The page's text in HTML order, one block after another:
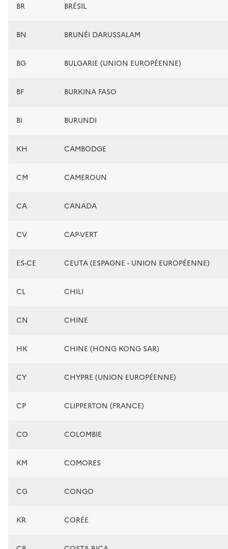
BR BRÉSIL
BN BRUNÉI DARUSSALAM
BG BULGARIE (UNION EUROPÉENNE)
BF BURKINA FASO
BI BURUNDI
KH CAMBODGE
CM CAMEROUN
CA CANADA
CV CAP-VERT
ES-CE CEUTA (ESPAGNE - UNION EUROPÉENNE)
CL CHILI
CN CHINE
HK CHINE (HONG KONG SAR)
CY CHYPRE (UNION EUROPÉENNE)
CP CLIPPERTON (FRANCE)
CO COLOMBIE
KM COMORES
CG CONGO
KR CORÉE